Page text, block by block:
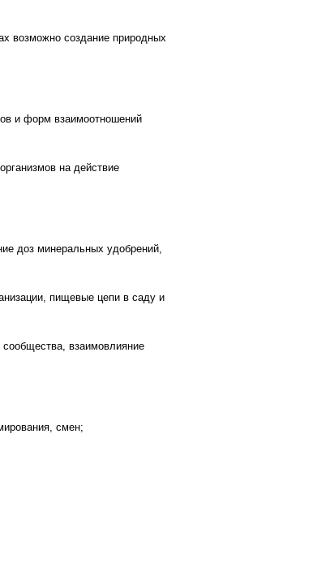
возможно создание природных
и форм взаимоотношений
на действие
доз минеральных удобрений,
пищевые цепи в саду и
сообщества, взаимовлияние
смен;